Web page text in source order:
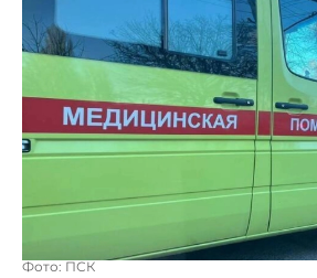
Фото: ПСК